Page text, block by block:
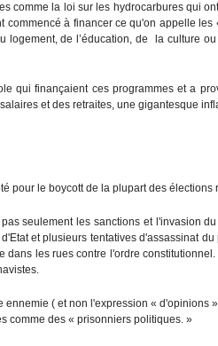
comme la loi sur les hydrocarbures qui
commencé à financer ce qu'on appelle les
logement, de l’éducation, de la culture
qui finançaient ces programmes et a
et des retraites, une gigantesque
pour le boycott de la plupart des élections
seulement les sanctions et l'invasion
et plusieurs tentatives d'assassinat du
les rues contre l'ordre constitutionnel.
( et non l'expression « d'opinions
comme des « prisonniers politiques. »